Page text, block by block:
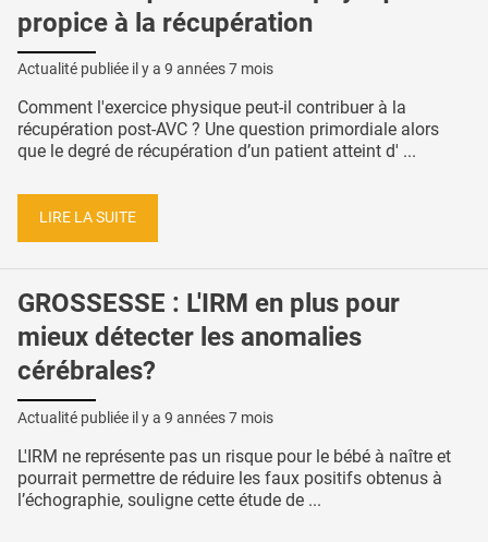
propice à la récupération
Actualité publiée il y a 9 années 7 mois
Comment l'exercice physique peut-il contribuer à la
récupération post-AVC ? Une question primordiale alors
que le degré de récupération d’un patient atteint d' ...
LIRE LA SUITE
GROSSESSE : L'IRM en plus pour
mieux détecter les anomalies
cérébrales?
Actualité publiée il y a 9 années 7 mois
L'IRM ne représente pas un risque pour le bébé à naître et
pourrait permettre de réduire les faux positifs obtenus à
l’échographie, souligne cette étude de ...